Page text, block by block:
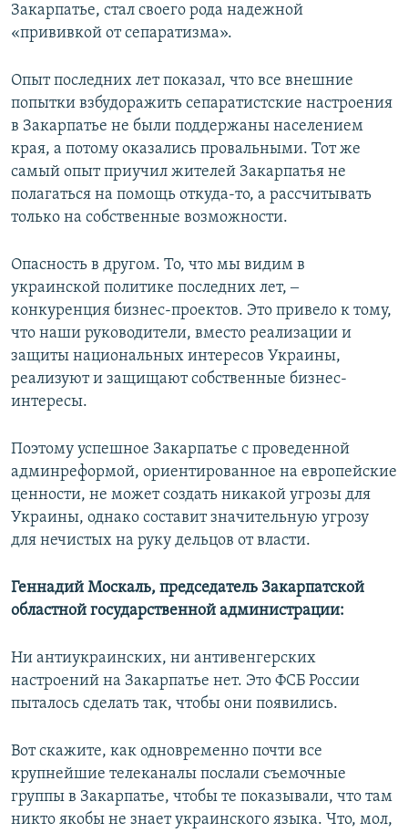
Закарпатье, стал своего рода надежной
«прививкой от сепаратизма».
Опыт последних лет показал, что все внешние
попытки взбудоражить сепаратистские настроения
в Закарпатье не были поддержаны населением
края, а потому оказались провальными. Тот же
самый опыт приучил жителей Закарпатья не
полагаться на помощь откуда-то, а рассчитывать
только на собственные возможности.
Опасность в другом. То, что мы видим в
украинской политике последних лет, ‒
конкуренция бизнес-проектов. Это привело к тому,
что наши руководители, вместо реализации и
защиты национальных интересов Украины,
реализуют и защищают собственные бизнес-
интересы.
Поэтому успешное Закарпатье с проведенной
админреформой, ориентированное на европейские
ценности, не может создать никакой угрозы для
Украины, однако составит значительную угрозу
для нечистых на руку дельцов от власти.
Геннадий Москаль, председатель Закарпатской
областной государственной администрации:
Ни антиукраинских, ни антивенгерских
настроений на Закарпатье нет. Это ФСБ России
пыталось сделать так, чтобы они появились.
Вот скажите, как одновременно почти все
крупнейшие телеканалы послали съемочные
группы в Закарпатье, чтобы те показывали, что там
никто якобы не знает украинского языка. Что, мол,